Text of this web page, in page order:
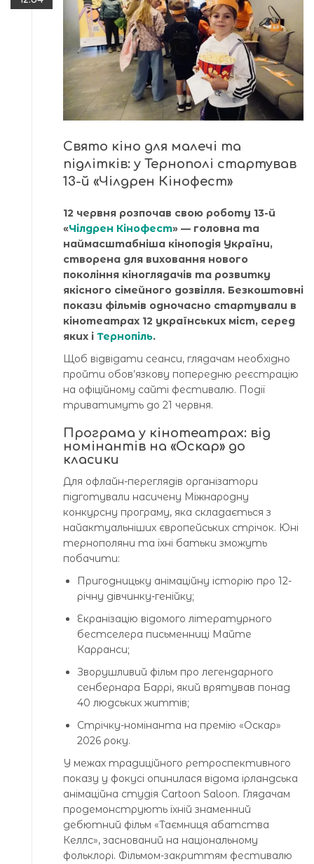
Свято кіно для малечі та
підлітків: у Тернополі стартував
13-й «Чілдрен Кінофест»
12 червня розпочав свою роботу 13-й
«Чілдрен Кінофест» — головна та
наймасштабніша кіноподія України,
створена для виховання нового
покоління кіноглядачів та розвитку
якісного сімейного дозвілля. Безкоштовні
покази фільмів одночасно стартували в
кінотеатрах 12 українських міст, серед
яких і Тернопіль.
Щоб відвідати сеанси, глядачам необхідно
пройти обов’язкову попередню реєстрацію
на офіційному сайті фестивалю. Події
триватимуть до 21 червня.
Програма у кінотеатрах: від
номінантів на «Оскар» до
класики
Для офлайн-переглядів організатори
підготували насичену Міжнародну
конкурсну програму, яка складається з
найактуальніших європейських стрічок. Юні
тернополяни та їхні батьки зможуть
побачити:
Пригодницьку анімаційну історію про 12-
річну дівчинку-генійку;
Екранізацію відомого літературного
бестселера письменниці Майте
Карранси;
Зворушливий фільм про легендарного
сенбернара Баррі, який врятував понад
40 людських життів;
Стрічку-номінанта на премію «Оскар»
2026 року.
У межах традиційного ретроспективного
показу у фокусі опинилася відома ірландська
анімаційна студія Cartoon Saloon. Глядачам
продемонструють їхній знаменний
дебютний фільм «Таємниця абатства
Келлс», заснований на національному
фольклорі. Фільмом-закриттям фестивалю